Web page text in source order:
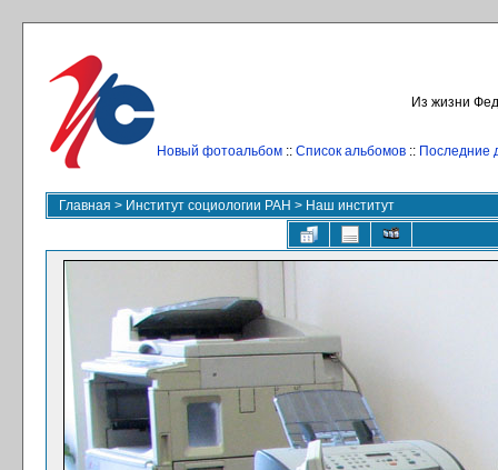
Из жизни
Новый фотоальбом ::Список альбомов :: Последние
Главная > Институт социологии РАН > Наш институт